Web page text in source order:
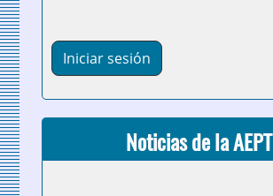
Noticias de la AEPT